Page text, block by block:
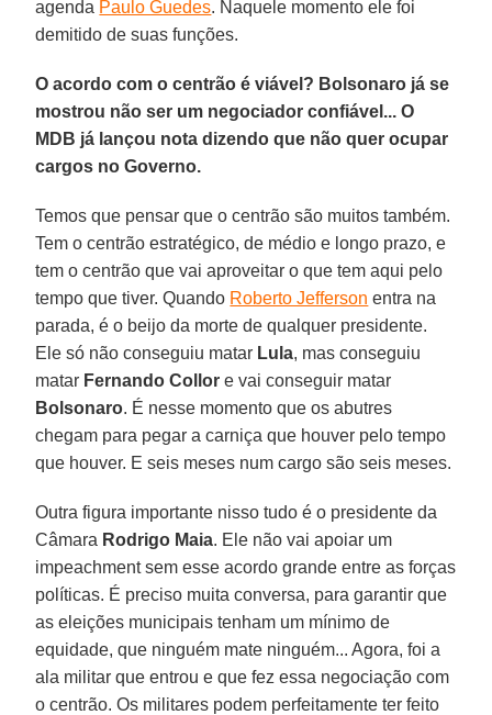
agenda Paulo Guedes. Naquele momento ele foi
demitido de suas funções.
O acordo com o centrão é viável? Bolsonaro já se
mostrou não ser um negociador confiável... O
MDB já lançou nota dizendo que não quer ocupar
cargos no Governo.
Temos que pensar que o centrão são muitos também.
Tem o centrão estratégico, de médio e longo prazo, e
tem o centrão que vai aproveitar o que tem aqui pelo
tempo que tiver. Quando Roberto Jefferson entra na
parada, é o beijo da morte de qualquer presidente.
Ele só não conseguiu matar Lula, mas conseguiu
matar Fernando Collor e vai conseguir matar
Bolsonaro. É nesse momento que os abutres
chegam para pegar a carniça que houver pelo tempo
que houver. E seis meses num cargo são seis meses.
Outra figura importante nisso tudo é o presidente da
Câmara Rodrigo Maia. Ele não vai apoiar um
impeachment sem esse acordo grande entre as forças
políticas. É preciso muita conversa, para garantir que
as eleições municipais tenham um mínimo de
equidade, que ninguém mate ninguém... Agora, foi a
ala militar que entrou e que fez essa negociação com
o centrão. Os militares podem perfeitamente ter feito